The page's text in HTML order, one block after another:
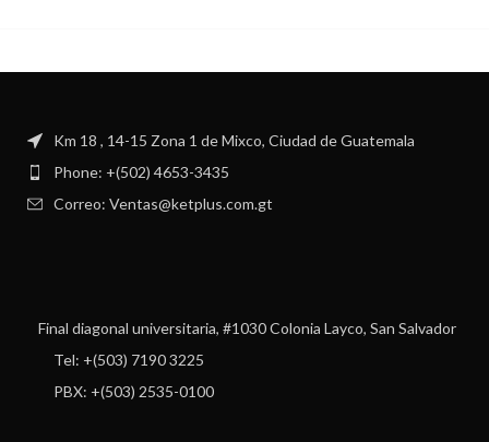
Km 18 , 14-15 Zona 1 de Mixco, Ciudad de Guatemala
Phone: +(502) 4653-3435
Correo: Ventas@ketplus.com.gt
Final diagonal universitaria, #1030 Colonia Layco, San Salvador
Tel: +(503) 7190 3225
PBX: +(503) 2535-0100